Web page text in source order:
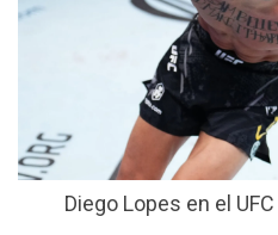
Diego Lopes en el